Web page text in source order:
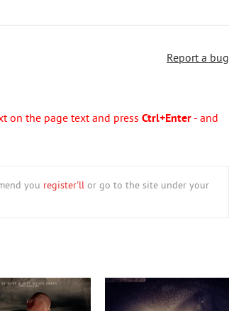
Report a bug
on the page text and press Ctrl+Enter - and
you register'll or go to the site under your